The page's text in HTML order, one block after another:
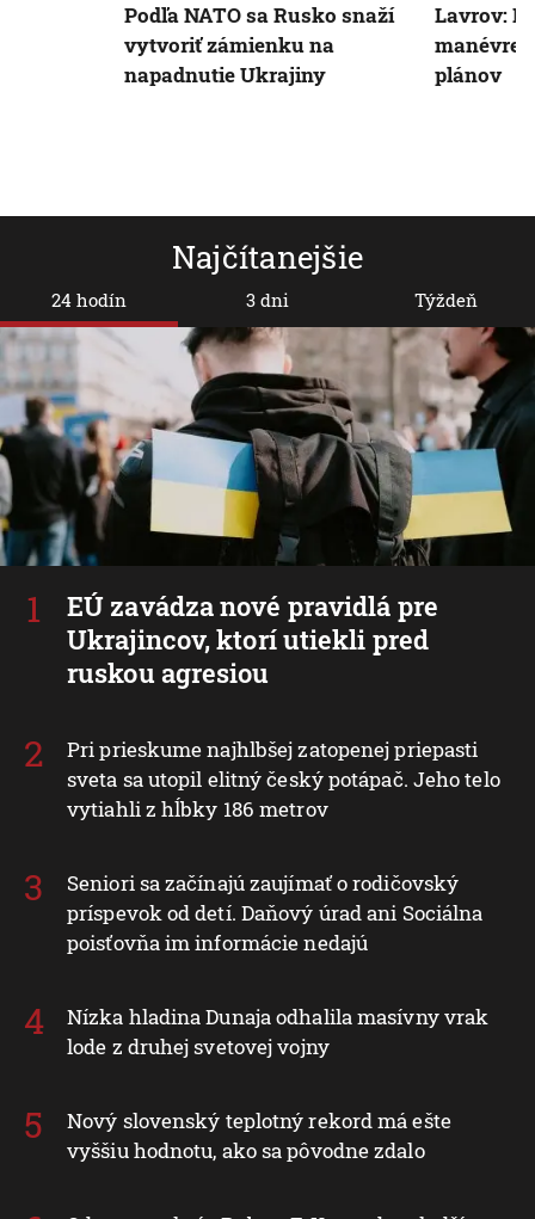
Najčítanejšie
24 hodín
EÚ zavádza nové pravidlá pre
Ukrajincov, ktorí utiekli pred
ruskou agresiou
Pri prieskume najhlbšej zatopenej priepasti
sveta sa utopil elitný český potápač. Jeho telo
vytiahli z hĺbky 186 metrov
Seniori sa začínajú zaujímať o rodičovský
príspevok od detí. Daňový úrad ani Sociálna
poisťovňa im informácie nedajú
Nízka hladina Dunaja odhalila masívny vrak
lode z druhej svetovej vojny
Nový slovenský teplotný rekord má ešte
vyššiu hodnotu, ako sa pôvodne zdalo
3 dni Týždeň
Podľa NATO sa Rusko snaží
vytvoriť zámienku na
napadnutie Ukrajiny
Lavrov:
manévre
plánov